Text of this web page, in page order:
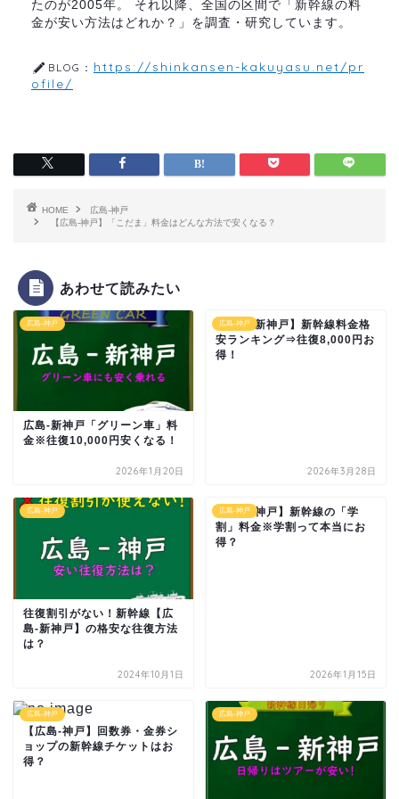
たのが2005年。 それ以降、全国の区間で「新幹線の料
金が安い方法はどれか？」を調査・研究しています。
BLOG： https://shinkansen-kakuyasu.net/pr
ofile/
HOME
広島-神戸
【広島-神戸】「こだま」料金はどんな方法で安くなる？
あわせて読みたい
広島-神戸
広島-新神戸「グリーン車」料
金※往復10,000円安くなる！
2026年1月20日
広島-神戸
【広島-新神戸】新幹線料金格
安ランキング⇒往復8,000円お
得！
2026年3月28日
広島-神戸
往復割引がない！新幹線【広
島-新神戸】の格安な往復方法
は？
2024年10月1日
広島-神戸
【広島-神戸】新幹線の「学
割」料金※学割って本当にお
得？
2026年1月15日
広島-神戸
【広島-神戸】回数券・金券シ
ョップの新幹線チケットはお
得？
広島-神戸